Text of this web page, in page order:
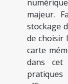
majeur.
stockage
de choisir
carte
dans cet